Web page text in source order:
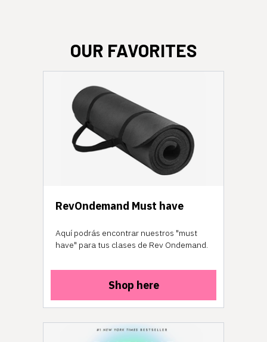
OUR FAVORITES
RevOndemand Must have
Aquí podrás encontrar nuestros "must
have" para tus clases de Rev Ondemand.
Shop here